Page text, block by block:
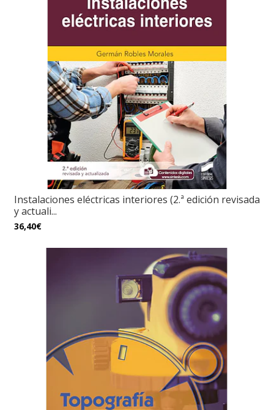
Instalaciones eléctricas interiores (2.ª edición revisada
y actuali...
36,40€